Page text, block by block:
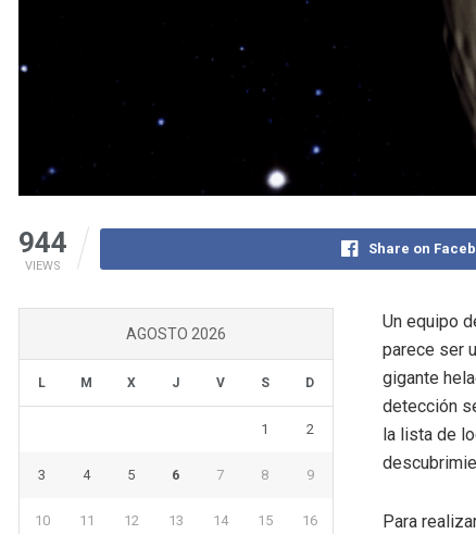
944
VIEWS
Share on
Un equipo
parece ser
gigante
detección
la lista de
Para
AGOSTO 2026
L M X J V S D
1 2
3 4 5 6 7 8 9
10 11 12 13 14 15 16